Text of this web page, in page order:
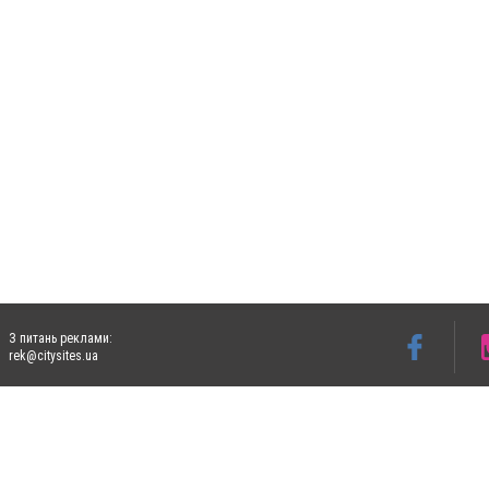
З питань реклами:
rek@citysites.ua